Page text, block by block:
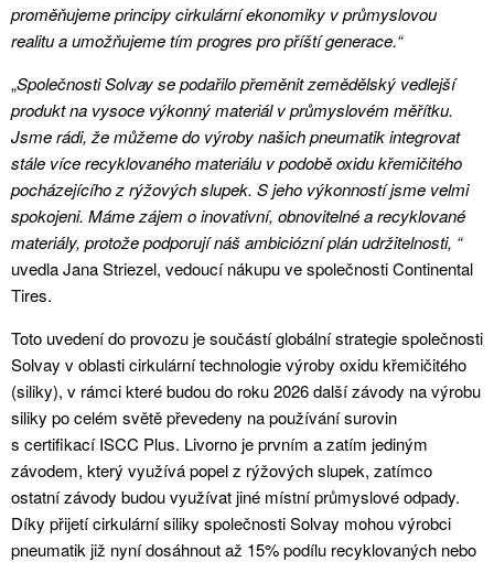
proměňujeme principy cirkulární ekonomiky v průmyslovou
realitu a umožňujeme tím progres pro příští generace.“
„Společnosti Solvay se podařilo přeměnit zemědělský vedlejší
produkt na vysoce výkonný materiál v průmyslovém měřítku.
Jsme rádi, že můžeme do výroby našich pneumatik integrovat
stále více recyklovaného materiálu v podobě oxidu křemičitého
pocházejícího z rýžových slupek. S jeho výkonností jsme velmi
spokojeni. Máme zájem o inovativní, obnovitelné a recyklované
materiály, protože podporují náš ambiciózní plán udržitelnosti, “
uvedla Jana Striezel, vedoucí nákupu ve společnosti Continental
Tires.
Toto uvedení do provozu je součástí globální strategie společnosti
Solvay v oblasti cirkulární technologie výroby oxidu křemičitého
(siliky), v rámci které budou do roku 2026 další závody na výrobu
siliky po celém světě převedeny na používání surovin
s certifikací ISCC Plus. Livorno je prvním a zatím jediným
závodem, který využívá popel z rýžových slupek, zatímco
ostatní závody budou využívat jiné místní průmyslové odpady.
Díky přijetí cirkulární siliky společnosti Solvay mohou výrobci
pneumatik již nyní dosáhnout až 15% podílu recyklovaných nebo